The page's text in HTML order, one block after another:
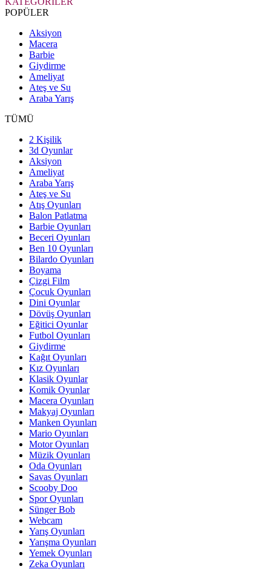
POPÜLER
Aksiyon
Macera
Barbie
Giydirme
Ameliyat
Ateş ve Su
Araba Yarış
TÜMÜ
2 Kişilik
3d Oyunlar
Aksiyon
Ameliyat
Araba Yarış
Ateş ve Su
Atış Oyunları
Balon Patlatma
Barbie Oyunları
Beceri Oyunları
Ben 10 Oyunları
Bilardo Oyunları
Boyama
Çizgi Film
Çocuk Oyunları
Dini Oyunlar
Dövüş Oyunları
Eğitici Oyunlar
Futbol Oyunları
Giydirme
Kağıt Oyunları
Kız Oyunları
Klasik Oyunlar
Komik Oyunlar
Macera Oyunları
Makyaj Oyunları
Manken Oyunları
Mario Oyunları
Motor Oyunları
Müzik Oyunları
Oda Oyunları
Savas Oyunları
Scooby Doo
Spor Oyunları
Sünger Bob
Webcam
Yarış Oyunları
Yarışma Oyunları
Yemek Oyunları
Zeka Oyunları